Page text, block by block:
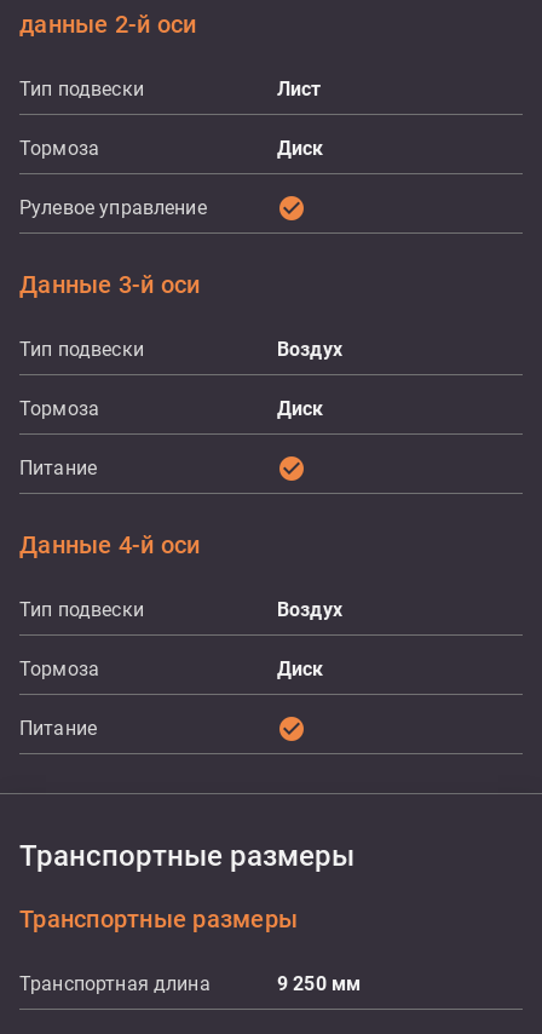
данные 2-й оси
Тип подвески Лист
Тормоза Диск
Рулевое управление check_circle
Данные 3-й оси
Тип подвески Воздух
Тормоза Диск
Питание check_circle
Данные 4-й оси
Тип подвески Воздух
Тормоза Диск
Питание check_circle
Транспортные размеры
Транспортные размеры
Транспортная длина 9 250 мм